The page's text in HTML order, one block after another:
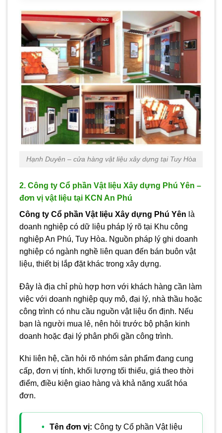
Hạnh Duyên – cửa hàng vật liệu xây dựng tại Tuy Hòa
2. Công ty Cổ phần Vật liệu Xây dựng Phú Yên –
đơn vị vật liệu tại KCN An Phú
Công ty Cổ phần Vật liệu Xây dựng Phú Yên là
doanh nghiệp có dữ liệu pháp lý rõ tại Khu công
nghiệp An Phú, Tuy Hòa. Nguồn pháp lý ghi doanh
nghiệp có ngành nghề liên quan đến bán buôn vật
liệu, thiết bị lắp đặt khác trong xây dựng.
Đây là địa chỉ phù hợp hơn với khách hàng cần làm
việc với doanh nghiệp quy mô, đại lý, nhà thầu hoặc
công trình có nhu cầu nguồn vật liệu ổn định. Nếu
bạn là người mua lẻ, nên hỏi trước bộ phận kinh
doanh hoặc đại lý phân phối gần công trình.
Khi liên hệ, cần hỏi rõ nhóm sản phẩm đang cung
cấp, đơn vị tính, khối lượng tối thiểu, giá theo thời
điểm, điều kiện giao hàng và khả năng xuất hóa
đơn.
Tên đơn vị: Công ty Cổ phần Vật liệu